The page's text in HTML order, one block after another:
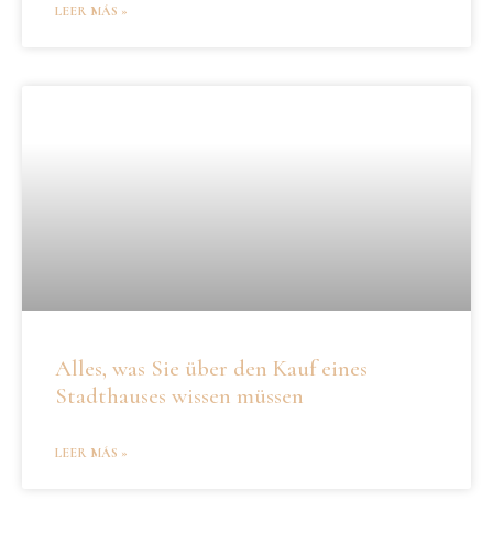
LEER MÁS »
Alles, was Sie über den Kauf eines
Stadthauses wissen müssen
LEER MÁS »